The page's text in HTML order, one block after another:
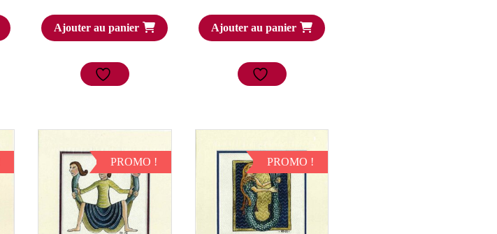
Ajouter au panier Ajouter au panier
PROMO ! PROMO !